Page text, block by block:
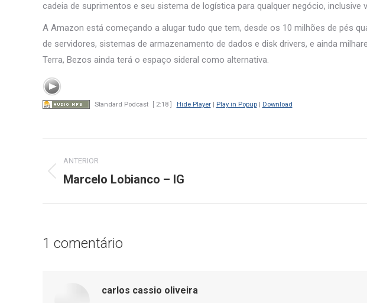
cadeia de suprimentos e seu sistema de logística para qualquer negócio, inclusive
A Amazon está começando a alugar tudo que tem, desde os 10 milhões de pés
de servidores, sistemas de armazenamento de dados e disk drivers, e ainda
Terra, Bezos ainda terá o espaço sideral como alternativa.
Standard Podcast [ 2:18 ] Hide Player| Play in Popup| Download
de
post:
ANTERIOR
Post
Marcelo Lobianco – IG
1 comentário
carlos cassio oliveira